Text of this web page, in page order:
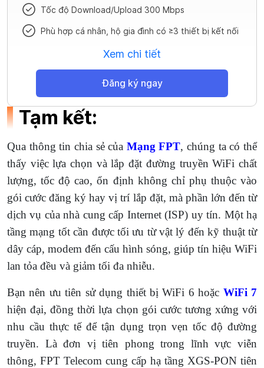
Tốc độ Download/Upload 300 Mbps
Phù hợp cá nhân, hộ gia đình có ≥3 thiết bị kết nối
Xem chi tiết
Đăng ký ngay
Tạm kết:
Qua thông tin chia sẻ của Mạng FPT, chúng ta có thể
thấy việc lựa chọn và lắp đặt đường truyền WiFi chất
lượng, tốc độ cao, ổn định không chỉ phụ thuộc vào
gói cước đăng ký hay vị trí lắp đặt, mà phần lớn đến từ
dịch vụ của nhà cung cấp Internet (ISP) uy tín. Một hạ
tầng mạng tốt cần được tối ưu từ vật lý đến kỹ thuật từ
dây cáp, modem đến cấu hình sóng, giúp tín hiệu WiFi
lan tỏa đều và giảm tối đa nhiễu.
Bạn nên ưu tiên sử dụng thiết bị WiFi 6 hoặc WiFi 7
hiện đại, đồng thời lựa chọn gói cước tương xứng với
nhu cầu thực tế để tận dụng trọn vẹn tốc độ đường
truyền. Là đơn vị tiên phong trong lĩnh vực viễn
thông, FPT Telecom cung cấp hạ tầng XGS-PON tiên